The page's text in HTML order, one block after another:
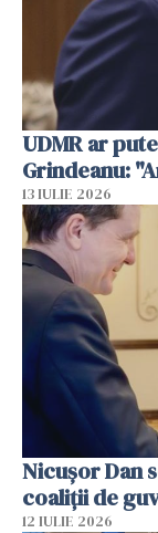
UDMR ar
Grindeanu:
13 IULIE 2026
Nicuşor Dan
coaliţii de
12 IULIE 2026